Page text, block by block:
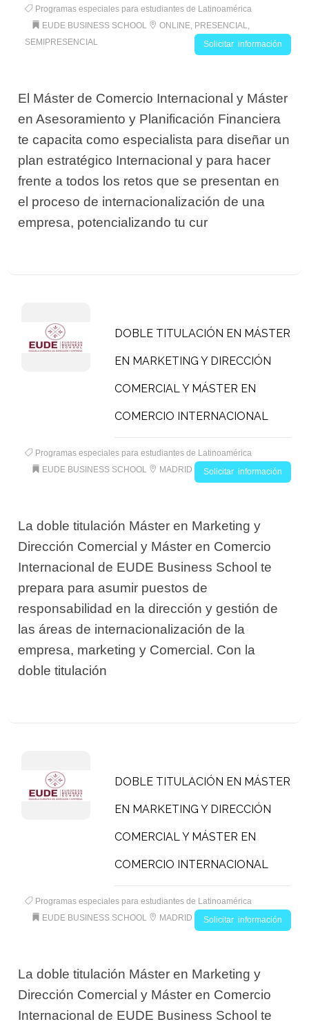
Programas especiales para estudiantes de Latinoamérica
EUDE BUSINESS SCHOOL
ONLINE, PRESENCIAL,
SEMIPRESENCIAL
Solicitar información
El Máster de Comercio Internacional y Máster
en Asesoramiento y Planificación Financiera
te capacita como especialista para diseñar un
plan estratégico Internacional y para hacer
frente a todos los retos que se presentan en
el proceso de internacionalización de una
empresa, potencializando tu cur
DOBLE TITULACIÓN EN MÁSTER
EN MARKETING Y DIRECCIÓN
COMERCIAL Y MÁSTER EN
COMERCIO INTERNACIONAL
Programas especiales para estudiantes de Latinoamérica
EUDE BUSINESS SCHOOL
MADRID Solicitar información
La doble titulación Máster en Marketing y
Dirección Comercial y Máster en Comercio
Internacional de EUDE Business School te
prepara para asumir puestos de
responsabilidad en la dirección y gestión de
las áreas de internacionalización de la
empresa, marketing y Comercial. Con la
doble titulación
DOBLE TITULACIÓN EN MÁSTER
EN MARKETING Y DIRECCIÓN
COMERCIAL Y MÁSTER EN
COMERCIO INTERNACIONAL
Programas especiales para estudiantes de Latinoamérica
EUDE BUSINESS SCHOOL
MADRID Solicitar información
La doble titulación Máster en Marketing y
Dirección Comercial y Máster en Comercio
Internacional de EUDE Business School te